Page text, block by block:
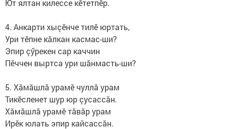
Ют ялтан килессе кӗтетпӗр.
4. Анкарти хыçӗнче тилӗ юртать,
Ури тӗпне кăлкан касмас-ши?
Эпир çӳрекен сар каччин
Пӗччен выртса ури шăнмасть-ши?
5. Хăмăшлă урамӗ чуллă урам
Тикӗсленет шур юр çусассăн.
Хăмăшлă урамӗ тăвăр урам
Ирӗк юлать эпир кайсассăн.